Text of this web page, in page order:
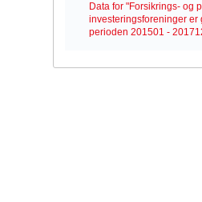
Data for "Forsikrings- og
investeringsforeninger
perioden 201501 -